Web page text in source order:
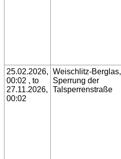
25.02.2026,
00:02 , to
27.11.2026,
00:02
Weischlitz-Berglas,
Sperrung der
Talsperrenstraße